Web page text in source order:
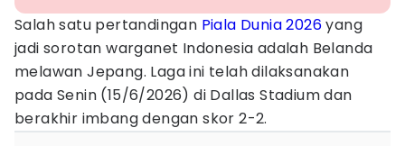
Salah satu pertandingan Piala Dunia 2026yang
jadi sorotan warganet Indonesia adalah Belanda
melawan Jepang. Laga ini telah dilaksanakan
pada Senin (15/6/2026) di Dallas Stadium dan
berakhir imbang dengan skor 2-2.